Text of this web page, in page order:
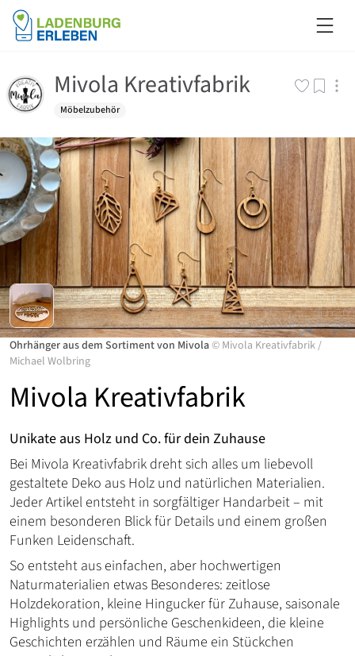
Mivola Kreativfabrik
Möbelzubehör
Ohrhänger aus dem Sortiment von Mivola© Mivola Kreativfabrik/
Michael Wolbring
Mivola Kreativfabrik
Unikate aus Holz und Co. für dein Zuhause
Bei Mivola Kreativfabrik dreht sich alles um liebevoll
gestaltete Deko aus Holz und natürlichen Materialien.
Jeder Artikel entsteht in sorgfältiger Handarbeit – mit
einem besonderen Blick für Details und einem großen
Funken Leidenschaft.
So entsteht aus einfachen, aber hochwertigen
Naturmaterialien etwas Besonderes: zeitlose
Holzdekoration, kleine Hingucker für Zuhause, saisonale
Highlights und persönliche Geschenkideen, die kleine
Geschichten erzählen und Räume ein Stückchen